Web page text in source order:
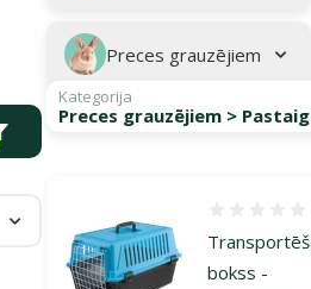
Preces grauzējiem
Kategorija
Preces grauzējiem >
bokss -